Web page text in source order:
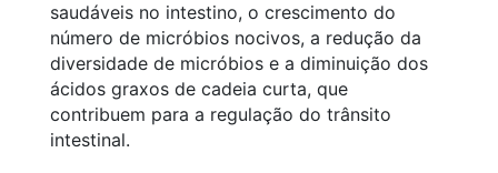
saudáveis no intestino, o crescimento do
número de micróbios nocivos, a redução da
diversidade de micróbios e a diminuição dos
ácidos graxos de cadeia curta, que
contribuem para a regulação do trânsito
intestinal.